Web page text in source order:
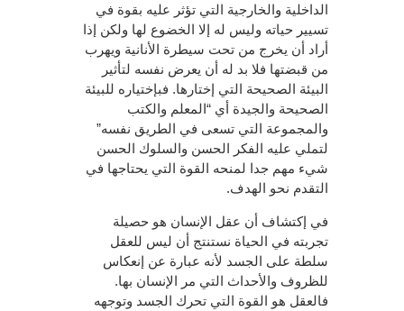
الداخلية والخارجية التي تؤثر عليه بقوة في
تسيير حياته وليس له إلا الخضوع لها ولكن إذا
أراد أن يخرج من تحت سيطرة الأنانية ويهرب
من قبضتها فلا بد له أن يعرض نفسه لتأثير
البيئة الصحيحة التي إختارها. فبإختياره للبيئة
الصحيحة والجيدة أي “المعلم والكتب
والمجموعة التي تسعى في الطريق نفسه”
لتملي عليه الفكر الحسن والسلوك الحسن
شيء مهم جدا لمنحه القوة التي يحتاجها في
التقدم نحو الهدف.
في إكتشاف أن عقل الإنسان هو حصيلة
تجربته في الحياة نستنتج أن ليس للعقل
سلطة على الجسد لأنه عبارة عن إنعكاس
للظروف والأحداث التي مر الإنسان بها.
فالعقل هو القوة التي تحرك الجسد وتوجهه